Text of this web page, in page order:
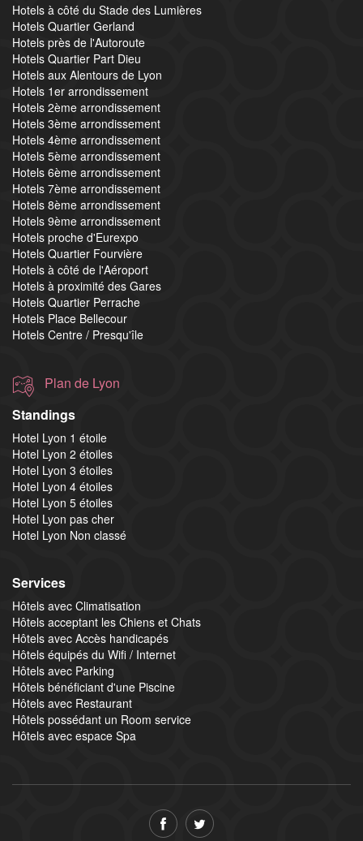
Hotels à côté du Stade des Lumières
Hotels Quartier Gerland
Hotels près de l'Autoroute
Hotels Quartier Part Dieu
Hotels aux Alentours de Lyon
Hotels 1er arrondissement
Hotels 2ème arrondissement
Hotels 3ème arrondissement
Hotels 4ème arrondissement
Hotels 5ème arrondissement
Hotels 6ème arrondissement
Hotels 7ème arrondissement
Hotels 8ème arrondissement
Hotels 9ème arrondissement
Hotels proche d'Eurexpo
Hotels Quartier Fourvière
Hotels à côté de l'Aéroport
Hotels à proximité des Gares
Hotels Quartier Perrache
Hotels Place Bellecour
Hotels Centre / Presqu'île
Plan de Lyon
Standings
Hotel Lyon 1 étoile
Hotel Lyon 2 étoiles
Hotel Lyon 3 étoiles
Hotel Lyon 4 étoiles
Hotel Lyon 5 étoiles
Hotel Lyon pas cher
Hotel Lyon Non classé
Services
Hôtels avec Climatisation
Hôtels acceptant les Chiens et Chats
Hôtels avec Accès handicapés
Hôtels équipés du Wifi / Internet
Hôtels avec Parking
Hôtels bénéficiant d'une Piscine
Hôtels avec Restaurant
Hôtels possédant un Room service
Hôtels avec espace Spa